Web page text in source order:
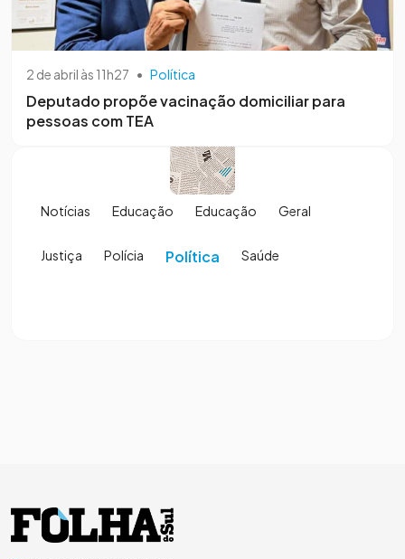
2 de abril às 11h27 • Política
Deputado propõe vacinação domiciliar para
pessoas com TEA
Notícias Educação Educação Geral
Justiça Polícia Política Saúde